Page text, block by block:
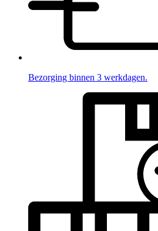
Bezorging binnen 3 werkdagen.